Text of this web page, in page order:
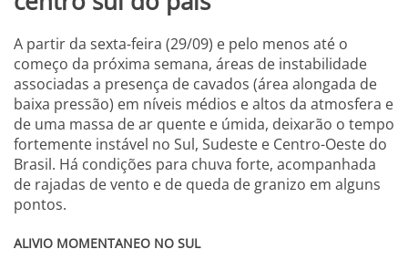
A partir da sexta-feira (29/09) e pelo menos até o
começo da próxima semana, áreas de instabilidade
associadas a presença de cavados (área alongada de
baixa pressão) em níveis médios e altos da atmosfera e
de uma massa de ar quente e úmida, deixarão o tempo
fortemente instável no Sul, Sudeste e Centro-Oeste do
Brasil. Há condições para chuva forte, acompanhada
de rajadas de vento e de queda de granizo em alguns
pontos.
ALIVIO MOMENTANEO NO SUL